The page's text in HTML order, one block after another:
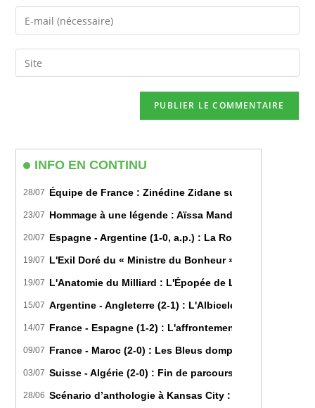
INFO EN CONTINU
28/07 Équipe de France : Zinédine Zidane succède
23/07 Hommage à une légende : Aïssa Mandi tire sa
20/07 Espagne - Argentine (1-0, a.p.) : La Roja sur le toit
19/07 L'Exil Doré du « Ministre du Bonheur » : Dans les
19/07 L'Anatomie du Milliard : L'Épopée de Lamine Yamal du
15/07 Argentine - Angleterre (2-1) : L'Albiceleste renverse
14/07 France - Espagne (1-2) : L'affrontement tactique
09/07 France - Maroc (2-0) : Les Bleus domptent les Lions
03/07 Suisse - Algérie (2-0) : Fin de parcours pour les
28/06 Scénario d’anthologie à Kansas City : L’Algérie
name
comment
Enter
your
email
address
Saisir
l’URL